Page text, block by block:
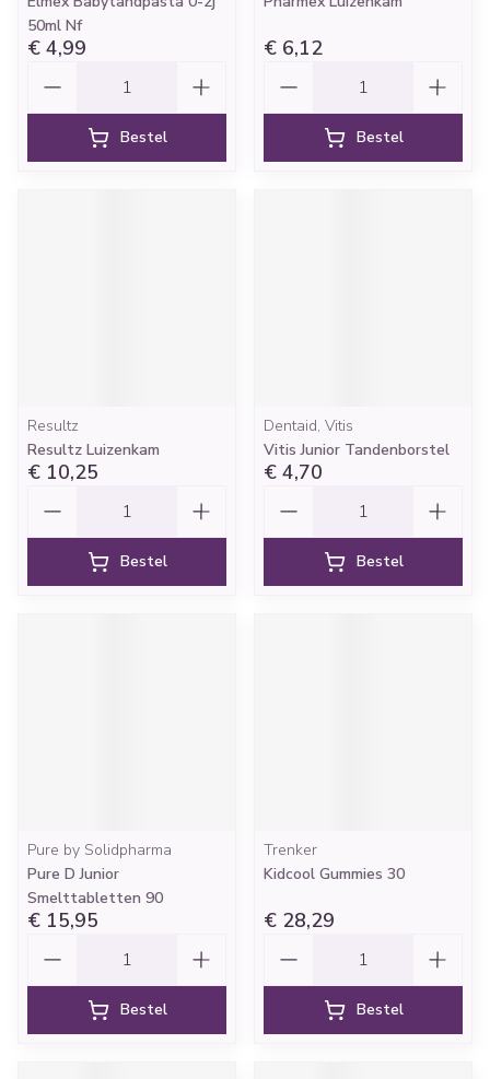
50ml Nf
€ 4,99
Bestel
€ 6,12
Bestel
Resultz
Resultz Luizenkam
€ 10,25
Bestel
Dentaid, Vitis
Vitis Junior Tandenborstel
€ 4,70
Bestel
Pure by Solidpharma
Pure D Junior
Smelttabletten 90
€ 15,95
Bestel
Trenker
Kidcool Gummies 30
€ 28,29
Bestel